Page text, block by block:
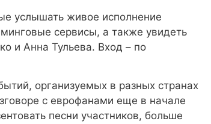
услышать живое исполнение
сервисы, а также увидеть
и Анна Тульева. Вход – по
организуемых в разных странах
с еврофанами еще в начале
песни участников, больше